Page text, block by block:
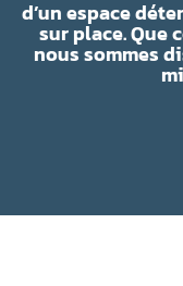
d’un espace
sur place. Que
nous sommes